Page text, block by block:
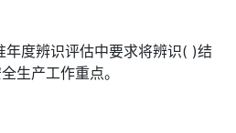
年度辨识评估中要求将辨识( )结
生产工作重点。